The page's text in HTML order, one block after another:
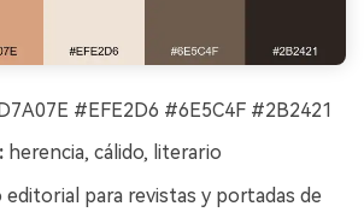
#EFE2D6 #6E5C4F #2B2421
herencia, cálido, literario
editorial para revistas y portadas de